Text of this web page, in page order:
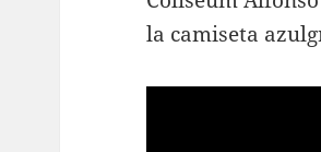
la camiseta